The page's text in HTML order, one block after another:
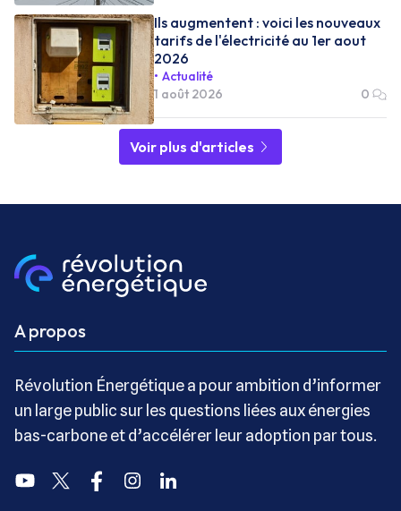
Ils augmentent : voici les nouveaux
tarifs de l'électricité au 1er aout
2026
Actualité
1 août 2026
0
Voir plus d'articles
A propos
Révolution Énergétique a pour ambition d’informer
un large public sur les questions liées aux énergies
bas-carbone et d’accélérer leur adoption par tous.
YoutubeTwitter FacebookInstagramLinkedin